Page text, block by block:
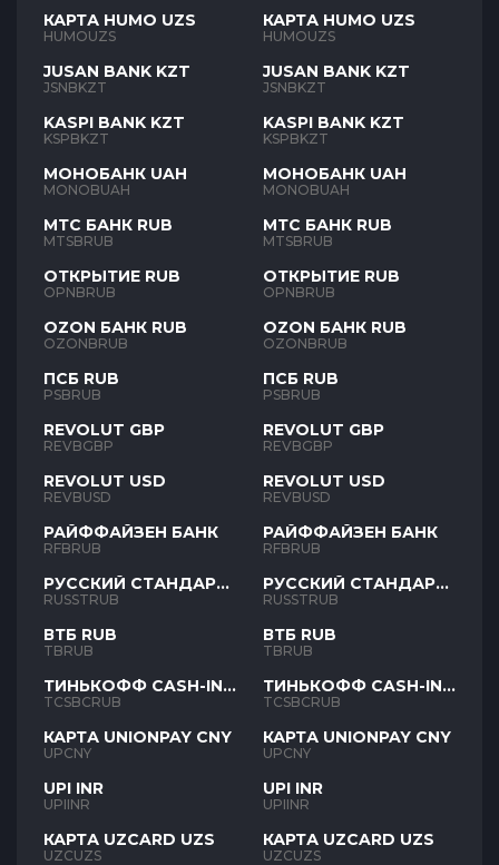
КАРТА HUMO UZS
HUMOUZS
JUSAN BANK KZT
JSNBKZT
KASPI BANK KZT
KSPBKZT
МОНОБАНК UAH
MONOBUAH
МТС БАНК RUB
MTSBRUB
ОТКРЫТИЕ RUB
OPNBRUB
OZON БАНК RUB
OZONBRUB
ПСБ RUB
PSBRUB
REVOLUT GBP
REVBGBP
REVOLUT USD
REVBUSD
РАЙФФАЙЗЕН БАНК
RFBRUB
РУССКИЙ СТАНДАРТ
RUB
RUSSTRUB
ВТБ RUB
TBRUB
ТИНЬКОФФ CASH-IN
RUB
TCSBCRUB
КАРТА UNIONPAY CNY
UPCNY
UPI INR
UPIINR
КАРТА UZCARD UZS
UZCUZS
КАРТА HUMO UZS
HUMOUZS
JUSAN BANK KZT
JSNBKZT
KASPI BANK KZT
KSPBKZT
МОНОБАНК UAH
MONOBUAH
МТС БАНК RUB
MTSBRUB
ОТКРЫТИЕ RUB
OPNBRUB
OZON БАНК RUB
OZONBRUB
ПСБ RUB
PSBRUB
REVOLUT GBP
REVBGBP
REVOLUT USD
REVBUSD
РАЙФФАЙЗЕН БАНК
RFBRUB
РУССКИЙ СТАНДАРТ
RUB
RUSSTRUB
ВТБ RUB
TBRUB
ТИНЬКОФФ CASH-IN
RUB
TCSBCRUB
КАРТА UNIONPAY CNY
UPCNY
UPI INR
UPIINR
КАРТА UZCARD UZS
UZCUZS